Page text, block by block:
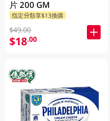
片 200 GM
指定分類享$13換購
$49.00
$18.00